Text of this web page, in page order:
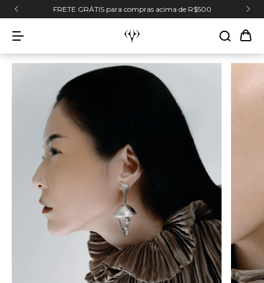
FRETE GRÁTIS para compras acima de R$500